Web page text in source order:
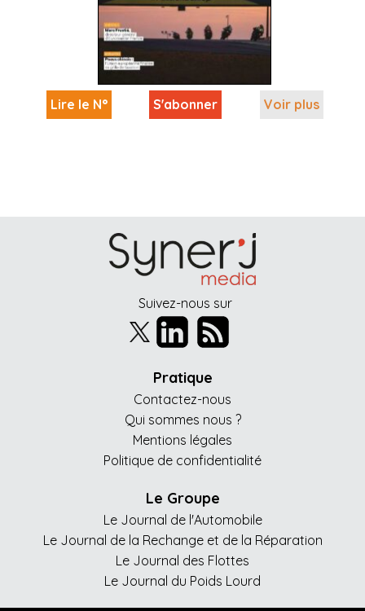
Lire le N° S'abonner Voir plus
Suivez-nous sur
Pratique
Contactez-nous
Qui sommes nous ?
Mentions légales
Politique de confidentialité
Le Groupe
Le Journal de l'Automobile
Le Journal de la Rechange et de la Réparation
Le Journal des Flottes
Le Journal du Poids Lourd